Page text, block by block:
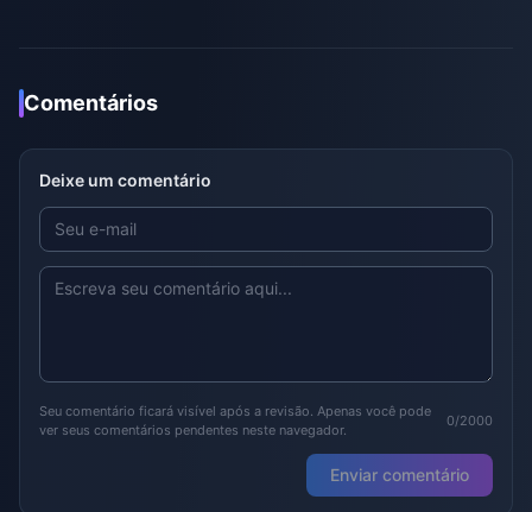
Comentários
Deixe um comentário
Seu comentário ficará visível após a revisão. Apenas você pode
ver seus comentários pendentes neste navegador.
0/2000
Enviar comentário